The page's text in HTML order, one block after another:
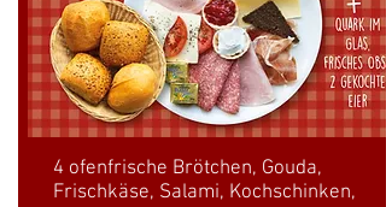
4 ofenfrische Brötchen, Gouda,
Frischkäse, Salami, Kochschinken,